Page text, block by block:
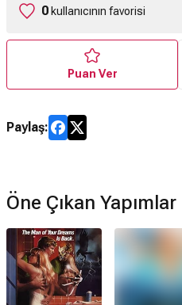
0kullanıcının favorisi
Puan Ver
Paylaş:
Öne Çıkan Yapımlar